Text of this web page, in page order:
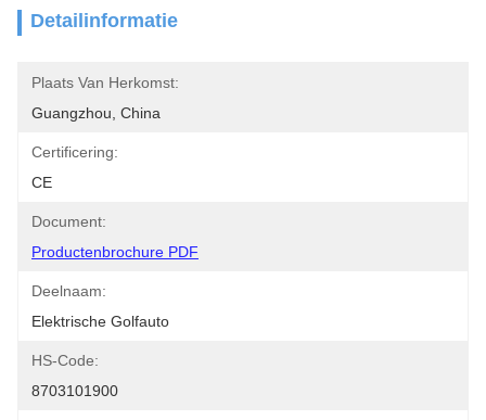
Detailinformatie
Plaats Van Herkomst:
Guangzhou, China
Certificering:
CE
Document:
Productenbrochure PDF
Deelnaam:
Elektrische Golfauto
HS-Code:
8703101900